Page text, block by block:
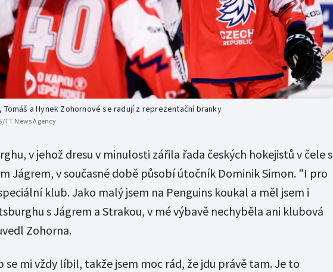
Tomáš a Hynek Zohornové se radují z reprezentační branky
TT News Agency
v jehož dresu v minulosti zářila řada českých hokejistů v čele s
Jágrem, v současné době působí útočník Dominik Simon. "I pro
klub. Jako malý jsem na Penguins koukal a měl jsem i
s Jágrem a Strakou, v mé výbavě nechyběla ani klubová
Zohorna.
se mi vždy líbil, takže jsem moc rád, že jdu právě tam. Je to